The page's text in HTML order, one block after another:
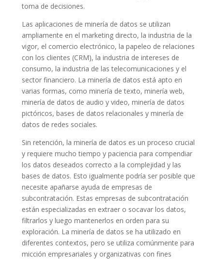
toma de decisiones.
Las aplicaciones de minería de datos se utilizan
ampliamente en el marketing directo, la industria de la
vigor, el comercio electrónico, la papeleo de relaciones
con los clientes (CRM), la industria de intereses de
consumo, la industria de las telecomunicaciones y el
sector financiero. La minería de datos está apto en
varias formas, como minería de texto, minería web,
minería de datos de audio y video, minería de datos
pictóricos, bases de datos relacionales y minería de
datos de redes sociales.
Sin retención, la minería de datos es un proceso crucial
y requiere mucho tiempo y paciencia para compendiar
los datos deseados correcto a la complejidad y las
bases de datos. Esto igualmente podría ser posible que
necesite apañarse ayuda de empresas de
subcontratación. Estas empresas de subcontratación
están especializadas en extraer o socavar los datos,
filtrarlos y luego mantenerlos en orden para su
exploración. La minería de datos se ha utilizado en
diferentes contextos, pero se utiliza comúnmente para
micción empresariales y organizativas con fines